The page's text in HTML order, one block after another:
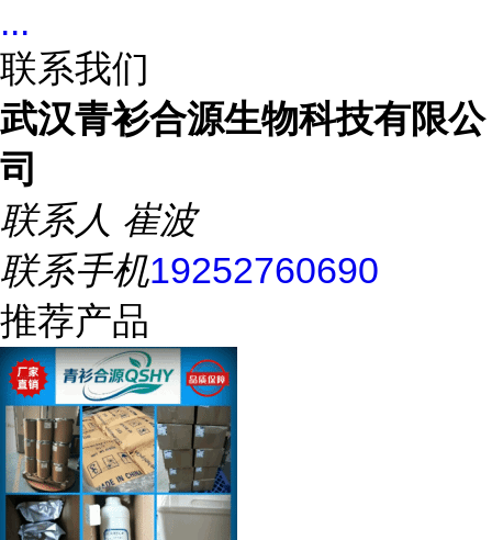
...
联系我们
武汉青衫合源生物科技有限公
司
联系人 崔波
联系手机19252760690
推荐产品